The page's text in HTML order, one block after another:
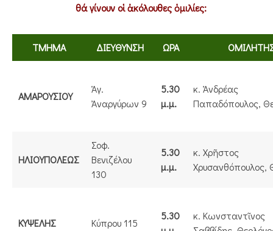
θά γίνουν οἱ ἀκόλουθες ὁμιλίες:
TMHMA ΔΙΕΥΘΥΝΣΗ ΩΡΑ
ΑΜΑΡΟΥΣΙΟΥ
Ἁγ.
Ἀναργύρων 9
5.30
μ.μ.
κ. Ἀνδρέας
Παπαδόπουλος,
ΗΛΙΟΥΠΟΛΕΩΣ
Σοφ.
Βενιζέλου
130
5.30
μ.μ.
κ. Χρῆστος
Χρυσανθόπουλος,
ΚΥΨΕΛΗΣ Κύπρου 115
5.30
κ. Κωνσταντῖνος